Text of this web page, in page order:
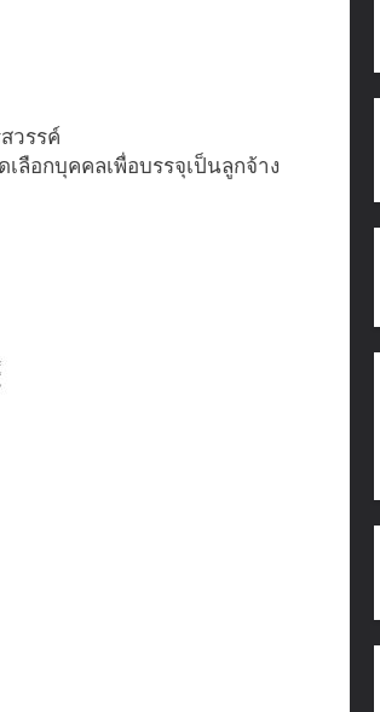
วรรค์
ลือกบุคคลเพื่อบรรจุเป็นลูกจ้าง